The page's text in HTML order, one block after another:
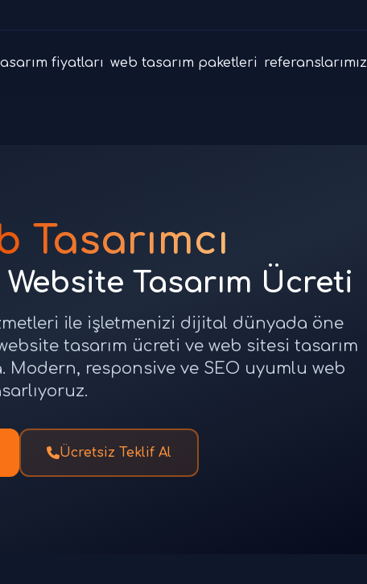
fiyatları web tasarım paketleri referanslarımız
Tasarımcı
Tasarım Ücreti
ile işletmenizi dijital dünyada öne
tasarım ücreti ve web sitesi tasarım
responsive ve SEO uyumlu web
Ücretsiz Teklif Al